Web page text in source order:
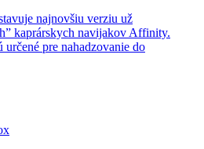
najnovšiu verziu už
kaprárskych navijakov Affinity.
pre nahadzovanie do